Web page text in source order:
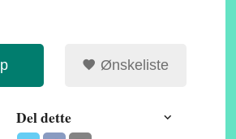
Ønskeliste
Del dette